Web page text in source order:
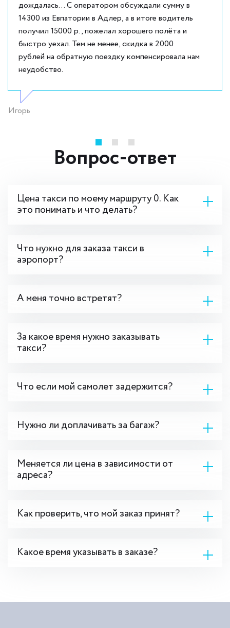
дождалась... С оператором обсуждали сумму в
14300 из Евпатории в Адлер, а в итоге водитель
получил 15000 р., пожелал хорошего полёта и
быстро уехал. Тем не менее, скидка в 2000
рублей на обратную поездку компенсировала нам
неудобство.
Игорь
Вопрос-ответ
Цена такси по моему маршруту 0. Как
это понимать и что делать?
Что нужно для заказа такси в
аэропорт?
А меня точно встретят?
За какое время нужно заказывать
такси?
Что если мой самолет задержится?
Нужно ли доплачивать за багаж?
Меняется ли цена в зависимости от
адреса?
Как проверить, что мой заказ принят?
Какое время указывать в заказе?